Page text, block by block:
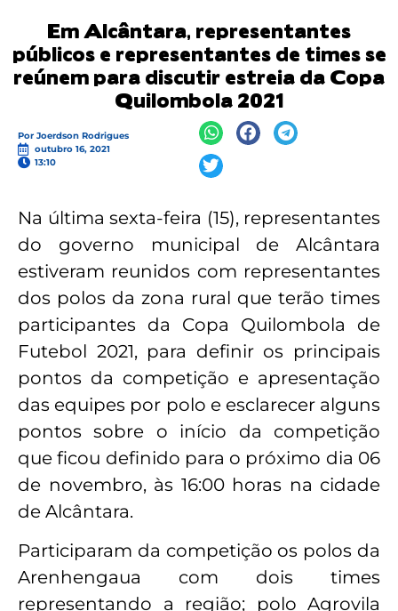
Em Alcântara, representantes
públicos e representantes de times se
reúnem para discutir estreia da Copa
Quilombola 2021
Por Joerdson Rodrigues
outubro 16, 2021
13:10
Na última sexta-feira (15), representantes
do governo municipal de Alcântara
estiveram reunidos com representantes
dos polos da zona rural que terão times
participantes da Copa Quilombola de
Futebol 2021, para definir os principais
pontos da competição e apresentação
das equipes por polo e esclarecer alguns
pontos sobre o início da competição
que ficou definido para o próximo dia 06
de novembro, às 16:00 horas na cidade
de Alcântara.
Participaram da competição os polos da
Arenhengaua com dois times
representando a região; polo Agrovila